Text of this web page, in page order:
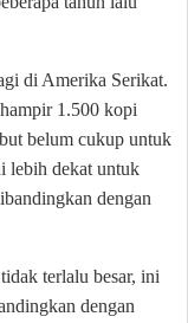
di Amerika Serikat.
1.500 kopi
belum cukup untuk
lebih dekat untuk
dengan
terlalu besar, ini
dengan